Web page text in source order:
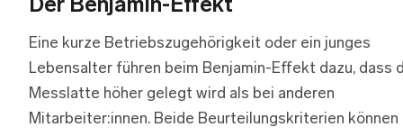
Der Benjamin-Effekt
Eine kurze Betriebszugehörigkeit oder ein junges
Lebensalter führen beim Benjamin-Effekt dazu, dass
Messlatte höher gelegt wird als bei anderen
Mitarbeiter:innen. Beide Beurteilungskriterien können